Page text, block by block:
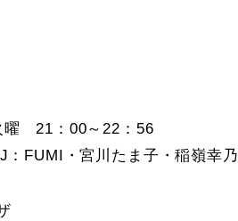
曜 21：00～22：56
：FUMI・宮川たま子・稲嶺幸乃